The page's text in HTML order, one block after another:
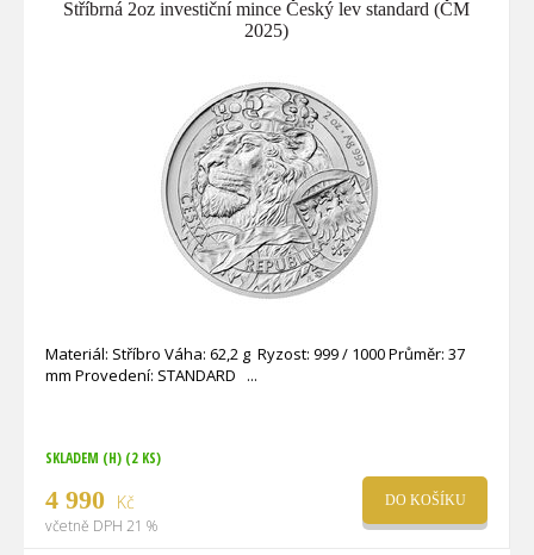
Stříbrná 2oz investiční mince Český lev standard (ČM
2025)
Materiál: Stříbro Váha: 62,2 g Ryzost: 999 / 1000 Průměr: 37
mm Provedení: STANDARD
SKLADEM (H) (2 KS)
4 990 Kč
včetně DPH 21 %
DO KOŠÍKU